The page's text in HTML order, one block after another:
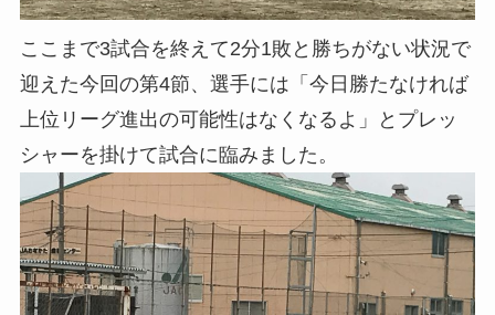
ここまで3試合を終えて2分1敗と勝ちがない状況で
迎えた今回の第4節、選手には「今日勝たなければ
上位リーグ進出の可能性はなくなるよ」とプレッ
シャーを掛けて試合に臨みました。